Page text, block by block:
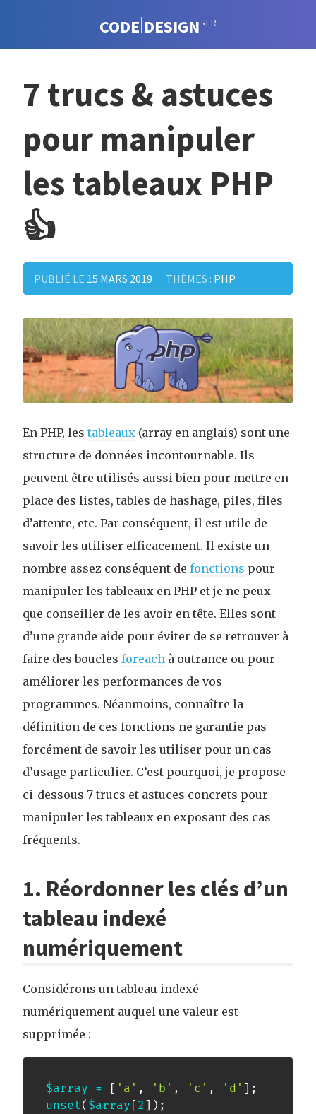
CODE DESIGN •FR
7 trucs & astuces
pour manipuler
les tableaux PHP
👍
PUBLIÉ LE 15 MARS 2019 THÈMES : PHP
En PHP, les tableaux (array en anglais) sont une
structure de données incontournable. Ils
peuvent être utilisés aussi bien pour mettre en
place des listes, tables de hashage, piles, files
d’attente, etc. Par conséquent, il est utile de
savoir les utiliser efficacement. Il existe un
nombre assez conséquent de fonctions pour
manipuler les tableaux en PHP et je ne peux
que conseiller de les avoir en tête. Elles sont
d’une grande aide pour éviter de se retrouver à
faire des boucles foreach à outrance ou pour
améliorer les performances de vos
programmes. Néanmoins, connaître la
définition de ces fonctions ne garantie pas
forcément de savoir les utiliser pour un cas
d’usage particulier. C’est pourquoi, je propose
ci-dessous 7 trucs et astuces concrets pour
manipuler les tableaux en exposant des cas
fréquents.
1. Réordonner les clés d’un
tableau indexé
numériquement
Considérons un tableau indexé
numériquement auquel une valeur est
supprimée :
$array = [ 'a' , 'b' , 'c' , 'd' ] ;
unset( $array [ 2 ] ) ;